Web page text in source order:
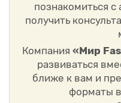
познакомиться
получить
Компания «Мир
развиваться
ближе к вам и
форматы